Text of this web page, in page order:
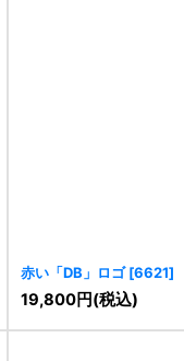
赤い「DB」ロゴ [6621]
19,800円(税込)